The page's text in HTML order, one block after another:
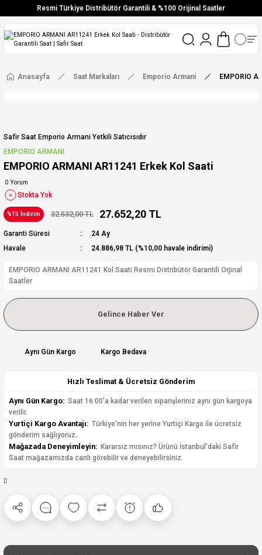
Resmi Türkiye Distribütör Garantili & %100 Orijinal Saatler
Vade Farksız 6 Taksit
Ücretsiz Kargo
Anasayfa Saat Markaları Emporio Armani EMPORIO
Safir Saat Emporio Armani Yetkili Satıcısıdır
EMPORIO ARMANI
EMPORIO ARMANI AR11241 Erkek Kol Saati
0 Yorum
Stokta Yok
%15 İndirim 32.532,00 TL 27.652,20 TL
Garanti Süresi
24 Ay
Havale
24.886,98 TL (%10,00 havale indirimi)
EMPORIO ARMANI AR11241 Kol Saati Resmi Distribütör Garantili Orjinal
Saatler
Gelince Haber Ver
Aynı Gün Kargo Kargo Bedava
Hızlı Teslimat & Ücretsiz Gönderim
Aynı Gün Kargo: Saat 16:00'a kadar verilen siparişleriniz aynı gün kargoya
verilir.
Yurtiçi Kargo Avantajı: Türkiye'nin her yerine Yurtiçi Kargo ile ücretsiz
gönderim sağlıyoruz.
Mağazada Deneyimleyin: Kararsız mısınız? Ürünü İstanbul'daki Safir
Saat mağazamızda canlı görebilir ve deneyebilirsiniz.